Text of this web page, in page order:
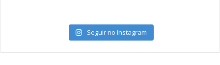
Seguir no Instagram